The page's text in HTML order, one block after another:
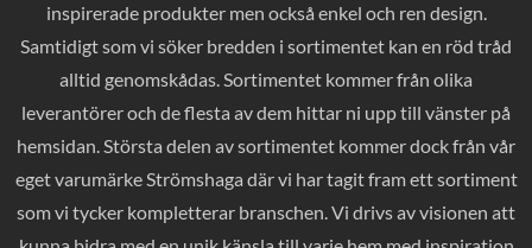
inspirerade produkter men också enkel och ren design.
Samtidigt som vi söker bredden i sortimentet kan en röd tråd
alltid genomskådas. Sortimentet kommer från olika
leverantörer och de flesta av dem hittar ni upp till vänster på
hemsidan. Största delen av sortimentet kommer dock från vår
eget varumärke Strömshaga där vi har tagit fram ett sortiment
som vi tycker kompletterar branschen. Vi drivs av visionen att